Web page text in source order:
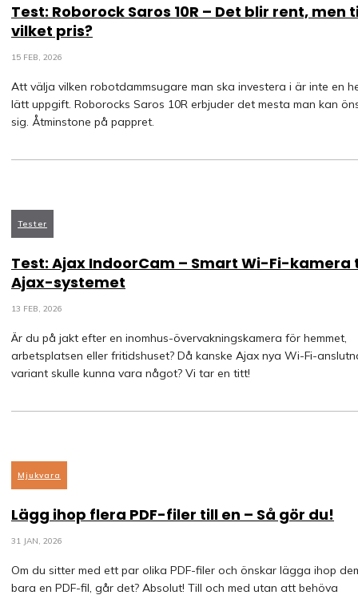
Test: Roborock Saros 10R – Det blir rent, men
vilket pris?
15 FEB, 2026
Att välja vilken robotdammsugare man ska investera i är inte en
lätt uppgift. Roborocks Saros 10R erbjuder det mesta man kan
sig. Åtminstone på pappret.
Tester
Test: Ajax IndoorCam – Smart Wi-Fi-kamera
Ajax-systemet
13 FEB, 2026
Är du på jakt efter en inomhus-övervakningskamera för hemmet,
arbetsplatsen eller fritidshuset? Då kanske Ajax nya Wi-Fi-
variant skulle kunna vara något? Vi tar en titt!
Mjukvara
Lägg ihop flera PDF-filer till en – Så gör du!
31 JAN, 2026
Om du sitter med ett par olika PDF-filer och önskar lägga ihop
bara en PDF-fil, går det? Absolut! Till och med utan att behöva